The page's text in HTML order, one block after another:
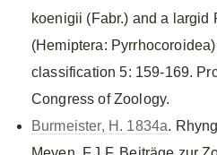
koenigii (Fabr.) and a largid
(Hemiptera:
classification 5: 159-169.
Congress of Zoology.
Burmeister, H. 1834a.